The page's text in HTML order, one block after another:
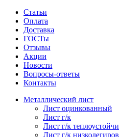
Статьи
Оплата
Доставка
ГОСТы
Отзывы
Акции
Новости
Вопросы-ответы
Контакты
Металлический лист
Лист оцинкованный
Лист г/к
Лист г/к
Лист г/к